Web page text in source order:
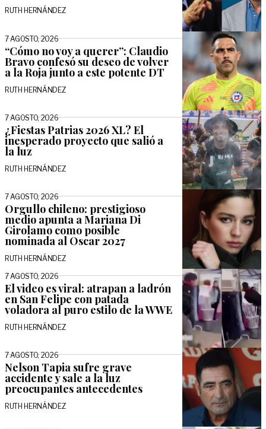
RUTH HERNÁNDEZ
7 AGOSTO, 2026
“Cómo no voy a querer”: Claudio
Bravo confesó su deseo de volver
a la Roja junto a este potente DT
RUTH HERNÁNDEZ
7 AGOSTO, 2026
¿Fiestas Patrias 2026 XL? El
inesperado proyecto que salió a
la luz
RUTH HERNÁNDEZ
7 AGOSTO, 2026
Orgullo chileno: prestigioso
medio apunta a Mariana Di
Girolamo como posible
nominada al Oscar 2027
RUTH HERNÁNDEZ
7 AGOSTO, 2026
El video es viral: atrapan a ladrón
en San Felipe con patada
voladora al puro estilo de la WWE
RUTH HERNÁNDEZ
7 AGOSTO, 2026
Nelson Tapia sufre grave
accidente y sale a la luz
preocupantes antecedentes
RUTH HERNÁNDEZ